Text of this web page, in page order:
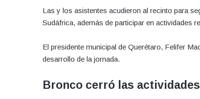
Las y los asistentes acudieron al recinto para
Sudáfrica, además de participar en actividades
El presidente municipal de Querétaro, Felifer
desarrollo de la jornada.
Bronco cerró las